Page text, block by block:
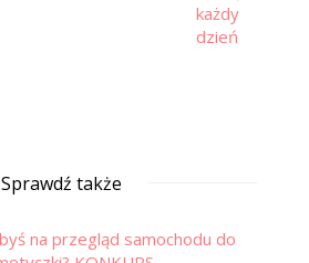
Sprawdź także